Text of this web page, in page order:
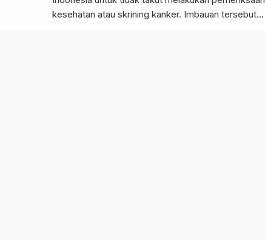
kesehatan atau skrining kanker. Imbauan tersebut